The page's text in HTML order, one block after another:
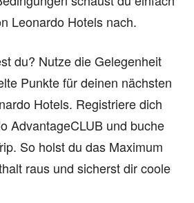
Leonardo Hotels nach.
du? Nutze die Gelegenheit
Punkte für deinen nächsten
Hotels. Registriere dich
AdvantageCLUB und buche
So holst du das Maximum
raus und sicherst dir coole